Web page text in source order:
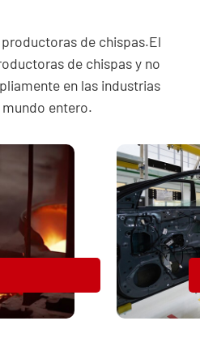
de chispas.El
de chispas y no
en las industrias
entero.